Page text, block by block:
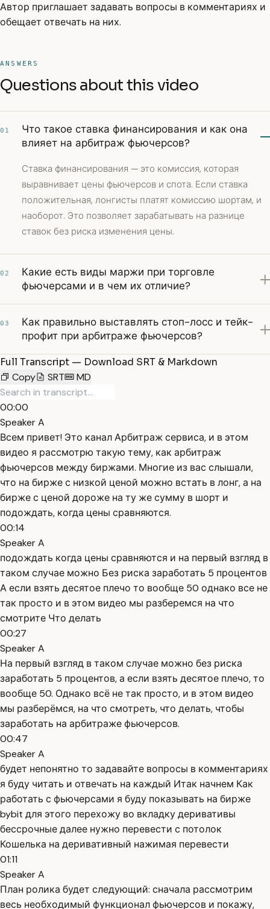
Автор приглашает задавать вопросы в комментариях и
обещает отвечать на них.
ANSWERS
Questions about this video
01
Что такое ставка финансирования и как она
влияет на арбитраж фьючерсов?
Ставка финансирования — это комиссия, которая
выравнивает цены фьючерсов и спота. Если ставка
положительная, лонгисты платят комиссию шортам, и
наоборот. Это позволяет зарабатывать на разнице
ставок без риска изменения цены.
02
Какие есть виды маржи при торговле
фьючерсами и в чем их отличие?
03
Как правильно выставлять стоп-лосс и тейк-
профит при арбитраже фьючерсов?
Full Transcript — Download SRT & Markdown
Copy
SRT MD
00:00
Speaker A
Всем привет! Это канал Арбитраж сервиса, и в этом
видео я рассмотрю такую тему, как арбитраж
фьючерсов между биржами. Многие из вас слышали,
что на бирже с низкой ценой можно встать в лонг, а на
бирже с ценой дороже на ту же сумму в шорт и
подождать, когда цены сравняются.
00:14
Speaker A
подождать когда цены сравняются и на первый взгляд в
таком случае можно Без риска заработать 5 процентов
А если взять десятое плечо то вообще 50 однако все не
так просто и в этом видео мы разберемся на что
смотрите Что делать
00:27
Speaker A
На первый взгляд в таком случае можно без риска
заработать 5 процентов, а если взять десятое плечо, то
вообще 50. Однако всё не так просто, и в этом видео
мы разберёмся, на что смотреть, что делать, чтобы
заработать на арбитраже фьючерсов.
00:47
Speaker A
будет непонятно то задавайте вопросы в комментариях
я буду читать и отвечать на каждый Итак начнем Как
работать с фьючерсами я буду показывать на бирже
bybit для этого перехожу во вкладку деривативы
бессрочные далее нужно перевести с потолок
Кошелька на деривативный нажимая перевести
01:11
Speaker A
План ролика будет следующий: сначала рассмотрим
весь необходимый функционал фьючерсов и покажу,